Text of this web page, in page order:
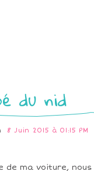
du nid
8 Juin 2015 à 01:15 PM
de ma voiture, nous